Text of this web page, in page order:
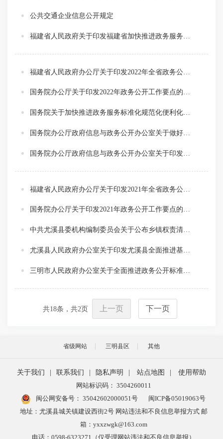
公共交通企业信息公开规定
国务院办公厅关于印发2022年政务公开工作要点的通知
国务院关于加快推进政务服务标准化规范化便利化的指导意见
国务院办公厅政府信息与政务公开办公室关于做好规章集中公开并动态更新工作的通知
国务院办公厅关于印发2021年政务公开工作要点的通知
中共尤溪县委机构编制委员会关于公布乡镇权责清单和县乡“属地管理”事项责任清单的通知
共18条，共2页 上一页 下一页
省级网站 三明县区 其他
关于我们 | 联系我们 | 隐私声明 | 站点地图 |
使用帮助
网站标识码： 3504260011
闽公网安备号： 35042602000051号
闽ICP备05019063号
地址：尤溪县城关镇建设西街2号 网站违法和不良信息举报方式 邮
箱：yxxzwgk@163.com
电话：0598-6323271（仅受理网站违法和不良信息举报）